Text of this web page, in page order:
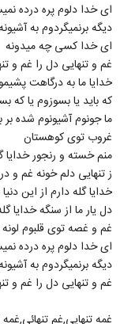
572
573
574
575
ای خدا دلوم پره درده
دیگه برنمیگردوم به
ای خدا کسی چه میدونه
غم و تنهایی دل را غم و
خدایا ما به درگاهت
که باید یا بسوزوم یا که
ما جونوم آشیونوم شده بر
غروب توی کوهستان
منم خسته و رنجور خدایا
ز تنهایی دلم خونه غم و
خدایا گله دارم از این
دل یار ما از سنگه خدایا
غم و غصه توی قلبوم لونه
ای خدا دلوم پره درده
دیگه برنمیگردوم به
غم و تنهایی دل را غم و
غمه تنهایی,غم